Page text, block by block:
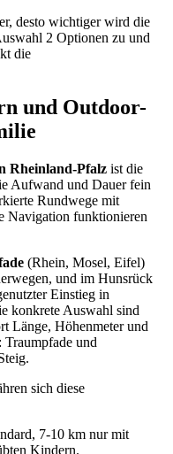
desto wichtiger wird die
2 Optionen zu und
die
und Outdoor-
Rheinland-Pfalz ist die
Aufwand und Dauer fein
Rundwege mit
Navigation funktionieren
(Rhein, Mosel, Eifel)
und im Hunsrück
Einstieg in
konkrete Auswahl sind
Länge, Höhenmeter und
Traumpfade und
sich diese
7-10 km nur mit
Kindern.